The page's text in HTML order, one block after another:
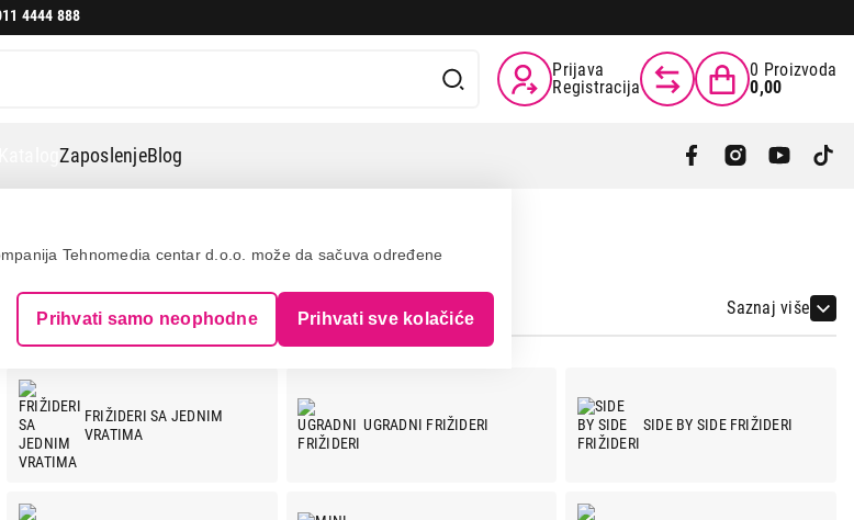
Tehnomedia centar d.o.o. može da sačuva određene
Prihvati samo neophodne Prihvati sve kolačiće
4444 888
Prijava
Registracija
0 Proizvoda
0,00
eKatalogZaposlenjeBlog
Saznaj više
FRIŽIDERI SA JEDNIM
VRATIMA
UGRADNI FRIŽIDERI SIDE BY SIDE FRIŽIDERI